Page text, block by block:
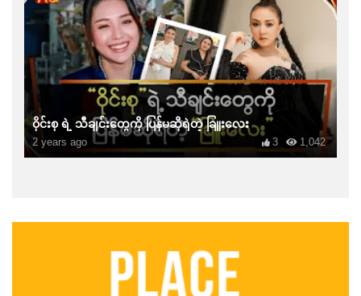
ဝိုင်းစု ရဲ့ သီချင်းတွေကို ပြန်မဆိုရဲတဲ့ ခြူးလေး
2 years ago 1,042
3